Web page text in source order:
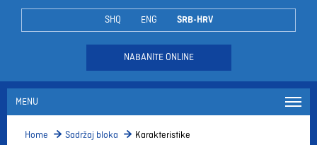
SHQ ENG SRB-HRV
NABANITE ONLINE
MENU
Home Sadržaj bloka Karakteristike